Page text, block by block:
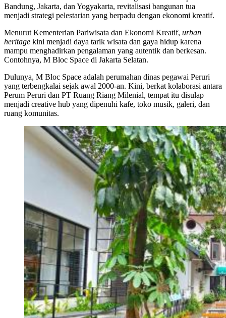
Bandung, Jakarta, dan Yogyakarta, revitalisasi bangunan tua
menjadi strategi pelestarian yang berpadu dengan ekonomi kreatif.
Menurut Kementerian Pariwisata dan Ekonomi Kreatif, urban
heritage kini menjadi daya tarik wisata dan gaya hidup karena
mampu menghadirkan pengalaman yang autentik dan berkesan.
Contohnya, M Bloc Space di Jakarta Selatan.
Dulunya, M Bloc Space adalah perumahan dinas pegawai Peruri
yang terbengkalai sejak awal 2000-an. Kini, berkat kolaborasi antara
Perum Peruri dan PT Ruang Riang Milenial, tempat itu disulap
menjadi creative hub yang dipenuhi kafe, toko musik, galeri, dan
ruang komunitas.